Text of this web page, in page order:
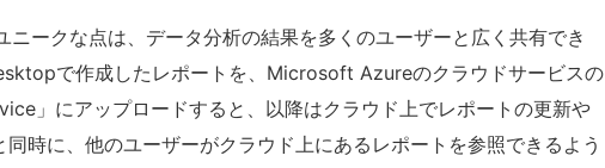
ークな点は、データ分析の結果を多くのユーザーと広く共有でき
で作成したレポートを、Microsoft Azureのクラウドサービスの
」にアップロードすると、以降はクラウド上でレポートの更新や
時に、他のユーザーがクラウド上にあるレポートを参照できるよう